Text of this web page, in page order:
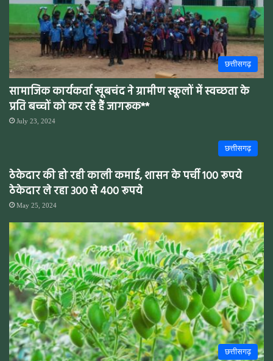
छत्तीसगढ़
सामाजिक कार्यकर्ता खूबचंद ने ग्रामीण स्कूलों में स्वच्छता के
प्रति बच्चों को कर रहे हैं जागरूक**
July 23, 2024
छत्तीसगढ़
ठेकेदार की हो रही काली कमाई, शासन के पर्ची 100 रूपये
ठेकेदार ले रहा 300 से 400 रूपये
May 25, 2024
छत्तीसगढ़